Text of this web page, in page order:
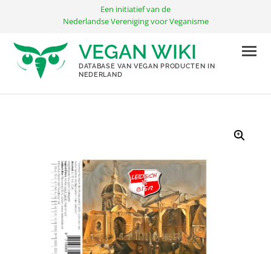
inhoud
Een initiatief van de
Nederlandse Vereniging voor Veganisme
VEGAN WIKI
DATABASE VAN VEGAN PRODUCTEN IN
NEDERLAND